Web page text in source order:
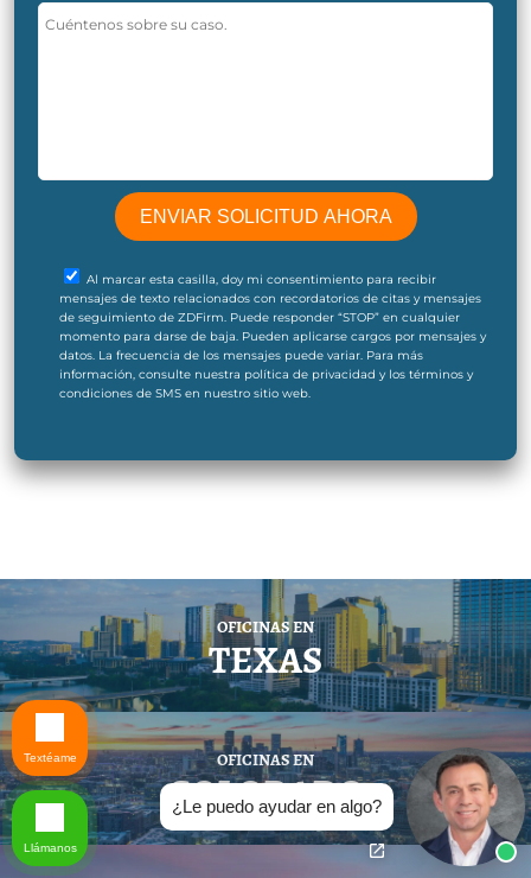
Al marcar esta casilla, doy mi consentimiento para recibir
mensajes de texto relacionados con recordatorios de citas y mensajes
de seguimiento de ZDFirm. Puede responder “STOP” en cualquier
momento para darse de baja. Pueden aplicarse cargos por mensajes y
datos. La frecuencia de los mensajes puede variar. Para más
información, consulte nuestra política de privacidad y los términos y
condiciones de SMS en nuestro sitio web.
OFICINAS EN
TEXAS
OFICINAS EN
COLORADO
¿Le puedo ayudar en algo?
Textéame
Llámanos